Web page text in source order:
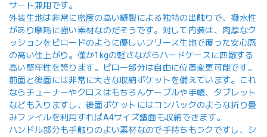
サート兼用です。
外装生地は非常に密度の高い縫製による独特の出触りで、撥水性
があり摩耗に強い素材なのだそうです。対して内装は、肉厚なク
ッションをビロードのように優しいフリース生地で覆った安心感
の高い仕上がり。僅か1kgの軽さながらハードケースに匹敵する
高い堅牢性を誇ります。ピロー部分は自由に位置変更可能です。
前面と後面には非常に大きな収納ポケットを備えています。これ
ならチューナーやクロスはもちろんケーブルや手帳、タブレット
なども入りますし、後面ポケットにはコンパックのような折り畳
みファイルを利用すればA4サイズ譜面も収納できます。
ハンドル部分も手触りのよい素材なので手持ちもラクですし、シ